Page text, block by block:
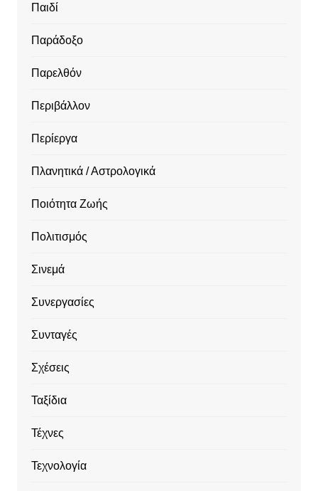
Παιδί
Παράδοξο
Παρελθόν
Περιβάλλον
Περίεργα
Πλανητικά / Αστρολογικά
Ποιότητα Ζωής
Πολιτισμός
Σινεμά
Συνεργασίες
Συνταγές
Σχέσεις
Ταξίδια
Τέχνες
Τεχνολογία